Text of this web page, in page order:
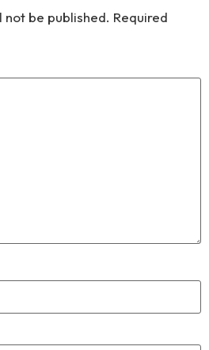
not be published. Required